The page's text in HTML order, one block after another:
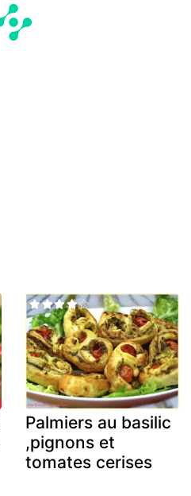
Palmiers au basilic
,pignons et
tomates cerises